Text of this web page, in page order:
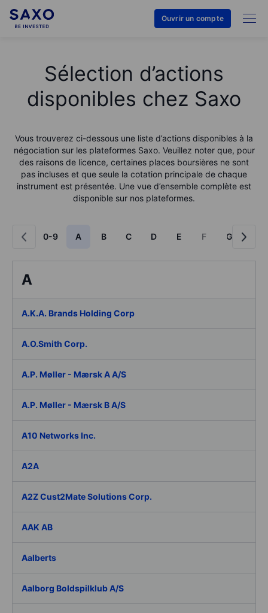
Ouvrir un compte
Sélection d’actions
disponibles chez Saxo
Vous trouverez ci-dessous une liste d’actions disponibles à la
négociation sur les plateformes Saxo. Veuillez noter que, pour
des raisons de licence, certaines places boursières ne sont
pas incluses et que seule la cotation principale de chaque
instrument est présentée. Une vue d’ensemble complète est
disponible sur nos plateformes.
0-9 A B C D E F G
A
A.K.A. Brands Holding Corp
A.O.Smith Corp.
A.P. Møller - Mærsk A A/S
A.P. Møller - Mærsk B A/S
A10 Networks Inc.
A2A
A2Z Cust2Mate Solutions Corp.
AAK AB
Aalberts
Aalborg Boldspilklub A/S